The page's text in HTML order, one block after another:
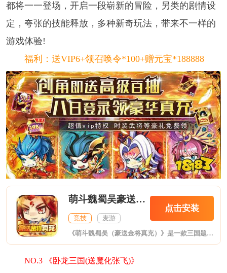
都将一一登场，开启一段崭新的冒险，另类的剧情设
定，夸张的技能释放，多种新奇玩法，带来不一样的
游戏体验!
福利：送VIP6+领召唤令*100+赠元宝*188888
萌斗魏蜀吴豪送金将真充
竞技 麦游
点击安装
《萌斗魏蜀吴（豪送金将真充）》是一款三国题材的乱斗放置挂机游戏。众多熟知的三国英雄们都将一一登场，开启一段崭新的冒险，另类的剧情设定，夸张的技能释放，多种新奇玩法，带来不一样的游戏体验！
NO.3 《卧龙三国(送魔化张飞)》